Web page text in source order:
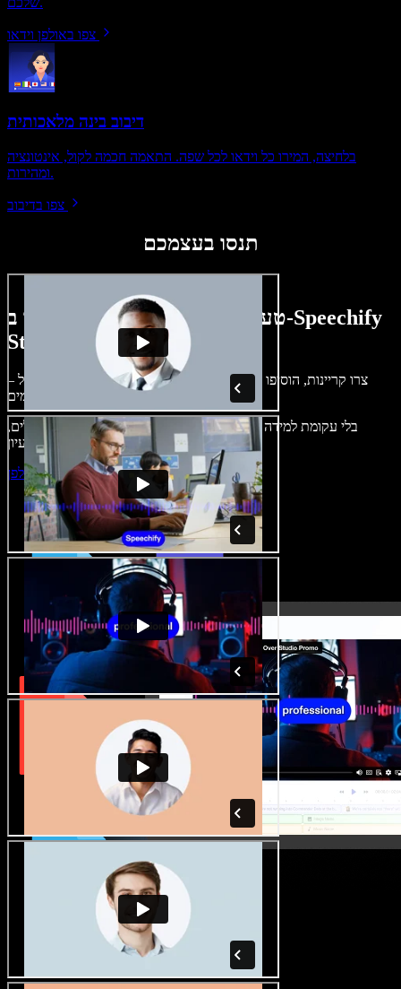
צפו באולפן וידאו
דיבוב בינה מלאכותית
בלחיצה, המירו כל וידאו לכל שפה. התאמה חכמה לקול, אינטונציה
ומהירות.
צפו בדיבוב
תנסו בעצמכם
טעימה קטנה ממה שתוכלו ליצור ב-Speechify
Studio.
צרו קריינות, הוסיפו תמונות ללא זכויות, אודיו, סרטונים ושיבוט קול –
בלי עקומת למידה – הכול זמין בדפדפן. יוצרי תוכן כבר לא מוגבלים,
התחילו ליצור באולפן